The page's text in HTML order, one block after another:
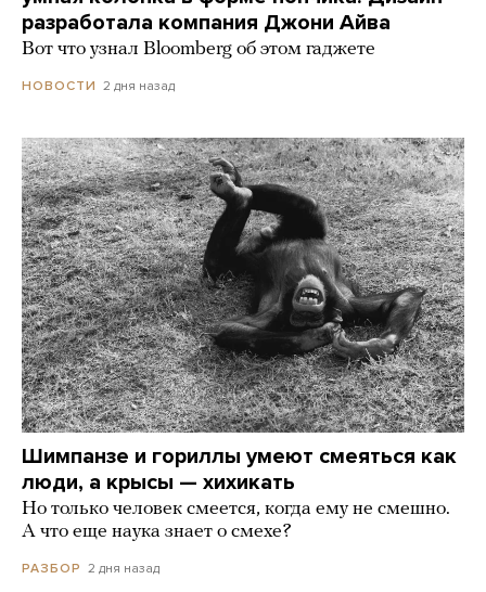
разработала компания Джони Айва
Вот что узнал Bloomberg об этом гаджете
НОВОСТИ 2 дня назад
Шимпанзе и гориллы умеют смеяться как
люди, а крысы — хихикать
Но только человек смеется, когда ему не смешно.
А что еще наука знает о смехе?
РАЗБОР 2 дня назад